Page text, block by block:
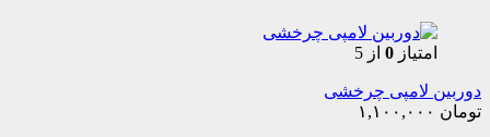
امتیاز 0 از 5
دوربین لامپی چرخشی
تومان